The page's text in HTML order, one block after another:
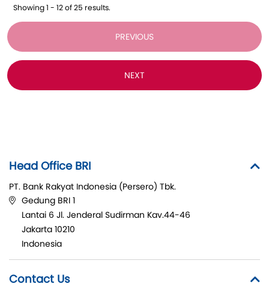
Showing 1 - 12 of 25 results.
PREVIOUS
NEXT
Head Office BRI
PT. Bank Rakyat Indonesia (Persero) Tbk.
Gedung BRI 1
Lantai 6 Jl. Jenderal Sudirman Kav.44-46
Jakarta 10210
Indonesia
Contact Us